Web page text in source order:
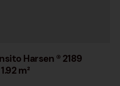
Harsen ® 2189
m²